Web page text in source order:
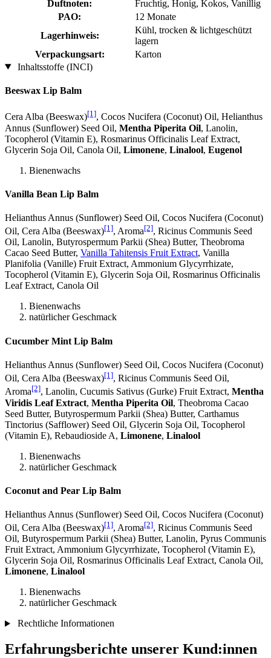
Duftnoten:
Fruchtig, Honig, Kokos, Vanillig
PAO:
12 Monate
Lagerhinweis:
Kühl, trocken & lichtgeschützt
lagern
Verpackungsart:
Karton
Inhaltsstoffe (INCI)
Beeswax Lip Balm
Cera Alba (Beeswax)[1], Cocos Nucifera (Coconut) Oil, Helianthus
Annus (Sunflower) Seed Oil, Mentha Piperita Oil, Lanolin,
Tocopherol (Vitamin E), Rosmarinus Officinalis Leaf Extract,
Glycerin Soja Oil, Canola Oil, Limonene, Linalool, Eugenol
Bienenwachs
Vanilla Bean Lip Balm
Helianthus Annus (Sunflower) Seed Oil, Cocos Nucifera (Coconut)
Oil, Cera Alba (Beeswax)[1], Aroma[2], Ricinus Communis Seed
Oil, Lanolin, Butyrospermum Parkii (Shea) Butter, Theobroma
Cacao Seed Butter, Vanilla Tahitensis Fruit Extract, Vanilla
Planifolia (Vanille) Fruit Extract, Ammonium Glycyrrhizate,
Tocopherol (Vitamin E), Glycerin Soja Oil, Rosmarinus Officinalis
Leaf Extract, Canola Oil
Bienenwachs
natürlicher Geschmack
Cucumber Mint Lip Balm
Helianthus Annus (Sunflower) Seed Oil, Cocos Nucifera (Coconut)
Oil, Cera Alba (Beeswax)[1], Ricinus Communis Seed Oil,
Aroma[2], Lanolin, Cucumis Sativus (Gurke) Fruit Extract, Mentha
Viridis Leaf Extract, Mentha Piperita Oil, Theobroma Cacao
Seed Butter, Butyrospermum Parkii (Shea) Butter, Carthamus
Tinctorius (Safflower) Seed Oil, Glycerin Soja Oil, Tocopherol
(Vitamin E), Rebaudioside A, Limonene, Linalool
Bienenwachs
natürlicher Geschmack
Coconut and Pear Lip Balm
Helianthus Annus (Sunflower) Seed Oil, Cocos Nucifera (Coconut)
Oil, Cera Alba (Beeswax)[1], Aroma[2], Ricinus Communis Seed
Oil, Butyrospermum Parkii (Shea) Butter, Lanolin, Pyrus Communis
Fruit Extract, Ammonium Glycyrrhizate, Tocopherol (Vitamin E),
Glycerin Soja Oil, Rosmarinus Officinalis Leaf Extract, Canola Oil,
Limonene, Linalool
Bienenwachs
natürlicher Geschmack
Rechtliche Informationen
Erfahrungsberichte unserer Kund:innen